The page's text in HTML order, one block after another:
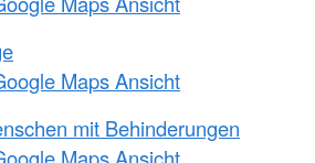
Maps Ansicht
mit Behinderungen